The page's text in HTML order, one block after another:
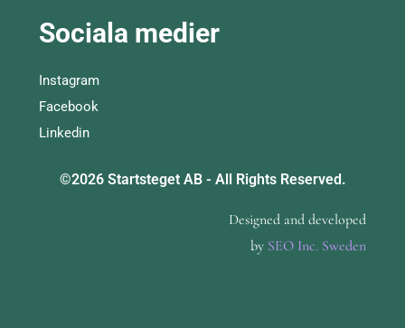
Sociala medier
Instagram
Facebook
Linkedin
©2026 Startsteget AB - All Rights Reserved.
Designed and developed
by SEO Inc. Sweden